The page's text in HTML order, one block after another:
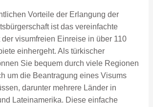
Vorteile der Erlangung der
ist das vereinfachte
der visumfreien Einreise in über 110
einhergeht. Als türkischer
Sie bequem durch viele Regionen
um die Beantragung eines Visums
darunter mehrere Länder in
Lateinamerika. Diese einfache